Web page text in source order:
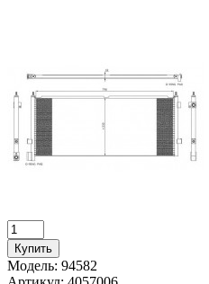
Модель: 94582